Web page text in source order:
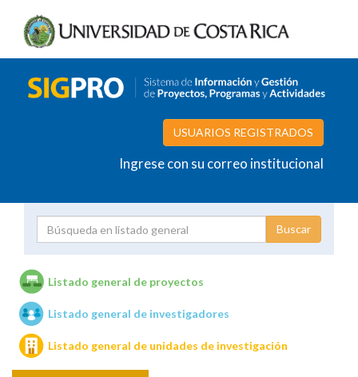
USUARIOS REGISTRADOS
Ingrese con su correo institucional
Unidades de investigación
Listado general de proyectos
Listado general de investigadores
Listado general de unidades de investigación